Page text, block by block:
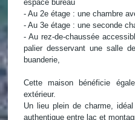
espace bureau
- Au 2e étage : une chambre
- Au 3e étage : une seconde
- Au rez-de-chaussée
palier desservant une salle
buanderie,
Cette maison bénéficie
extérieur.
Un lieu plein de charme,
authentique entre lac et